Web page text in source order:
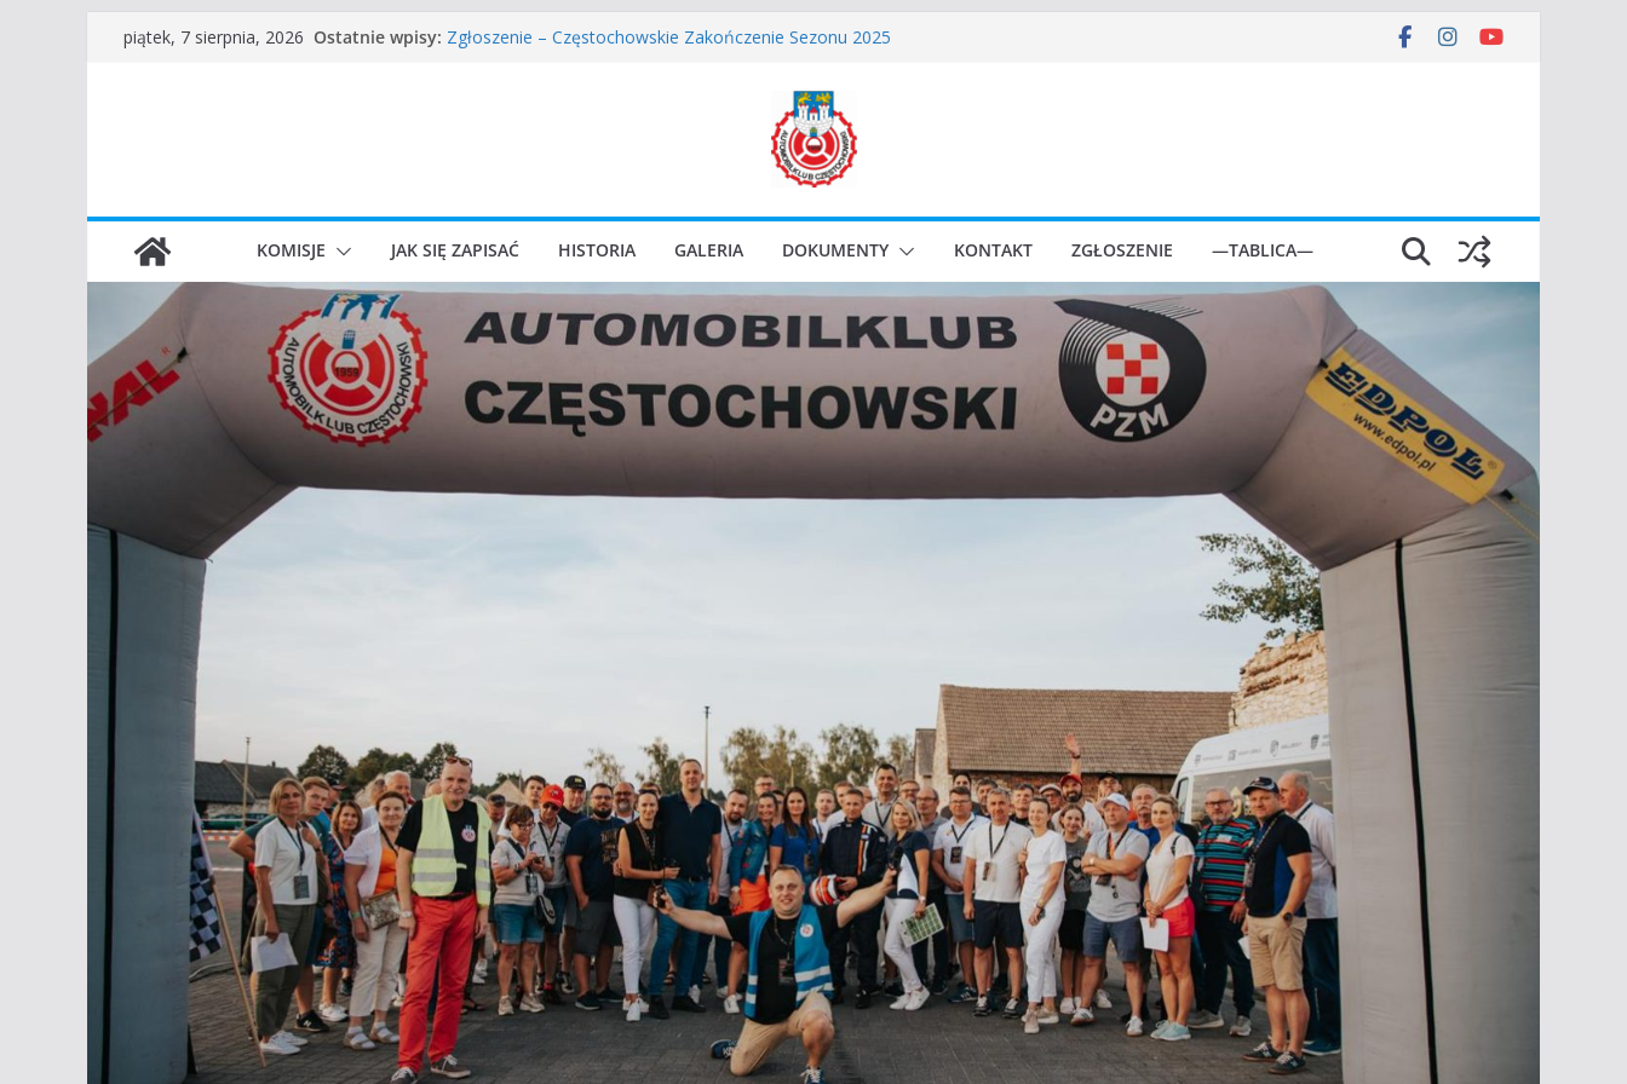
Przejdźpiątek, 7 sierpnia, 2026 Ostatnie wpisy: Częstochowskie Rozpoczęcie Sezonu 2026
Zgłoszenie – Częstochowskie Zakończenie Sezonu 2025
I Gliwicki Classic Sprint o Puchar Prezydenta Miasta Gliwice
KOMISJE JAK SIĘ ZAPISAĆ HISTORIA GALERIA DOKUMENTY KONTAKT ZGŁOSZENIE —TABLICA—